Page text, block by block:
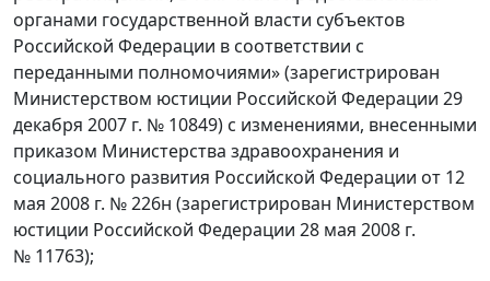
органами государственной власти субъектов
Российской Федерации в соответствии с
переданными полномочиями» (зарегистрирован
Министерством юстиции Российской Федерации 29
декабря 2007 г. № 10849) с изменениями, внесенными
приказом Министерства здравоохранения и
социального развития Российской Федерации от 12
мая 2008 г. № 226н (зарегистрирован Министерством
юстиции Российской Федерации 28 мая 2008 г.
№ 11763);